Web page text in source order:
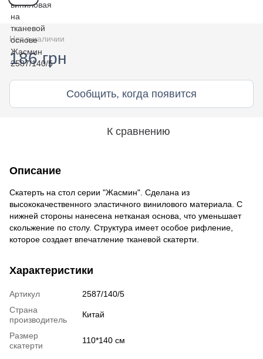
Нет в наличии
186 грн
Сообщить, когда появится
К сравнению
Описание
Скатерть на стол серии "Жасмин". Сделана из
высококачественного эластичного винилового материала. С
нижней стороны нанесена нетканая основа, что уменьшает
скольжение по столу. Структура имеет особое рифление,
которое создает впечатление тканевой скатерти.
Характеристики
Артикул
2587/140/5
Страна
производитель
Китай
Размер
скатерти
110*140 см